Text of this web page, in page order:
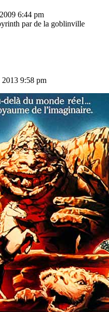
6:44 pm
par de la goblinville
2013 9:58 pm